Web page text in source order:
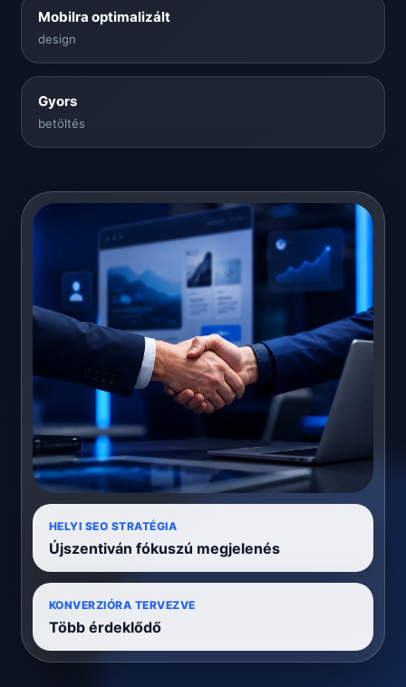
Mobilra optimalizált
design
Gyors
betöltés
HELYI SEO STRATÉGIA
Újszentiván fókuszú megjelenés
KONVERZIÓRA TERVEZVE
Több érdeklődő